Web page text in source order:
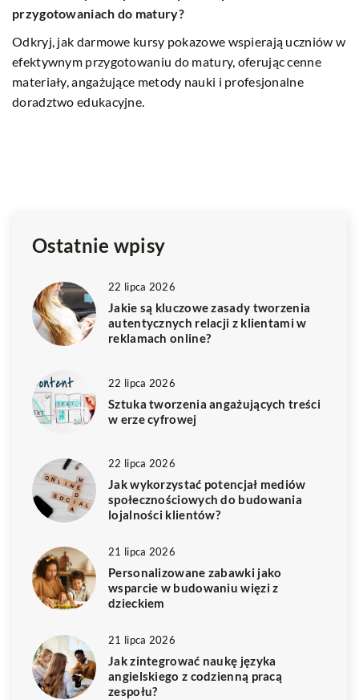
Strategie budowania zaufania w kampaniach
reklamowych online
Dowiedz się, jak skutecznie budować zaufanie w
kampaniach reklamowych online, aby zwiększyć
zaangażowanie użytkowników i osiągnąć lepsze wyniki
Ostatnie wpisy
22 lipca 2026
Jakie są kluczowe zasady tworzenia
autentycznych relacji z klientami w
reklamach online?
22 lipca 2026
Sztuka tworzenia angażujących treści
w erze cyfrowej
22 lipca 2026
Jak wykorzystać potencjał mediów
społecznościowych do budowania
lojalności klientów?
21 lipca 2026
Personalizowane zabawki jako
wsparcie w budowaniu więzi z
dzieckiem
21 lipca 2026
Jak zintegrować naukę języka
angielskiego z codzienną pracą
zespołu?